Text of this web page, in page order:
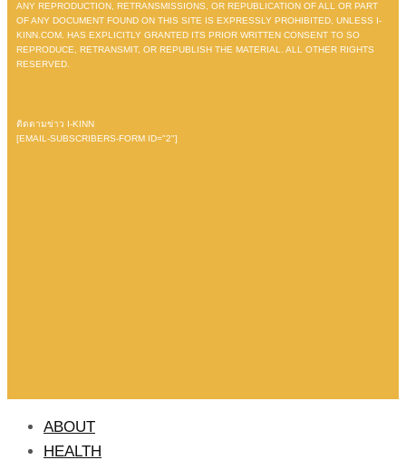
ANY REPRODUCTION, RETRANSMISSIONS, OR REPUBLICATION OF ALL OR PART
OF ANY DOCUMENT FOUND ON THIS SITE IS EXPRESSLY PROHIBITED, UNLESS I-
KINN.COM. HAS EXPLICITLY GRANTED ITS PRIOR WRITTEN CONSENT TO SO
REPRODUCE, RETRANSMIT, OR REPUBLISH THE MATERIAL. ALL OTHER RIGHTS
RESERVED.
ติดตามข่าว I-KINN
[EMAIL-SUBSCRIBERS-FORM ID="2"]
ABOUT
HEALTH